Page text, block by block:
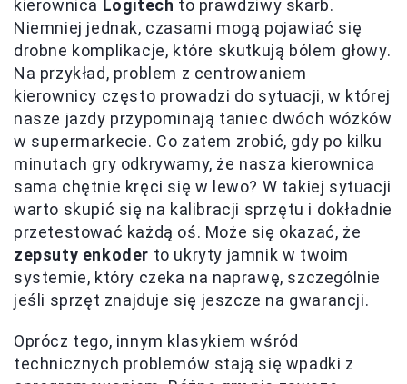
kierownica Logitech to prawdziwy skarb.
Niemniej jednak, czasami mogą pojawiać się
drobne komplikacje, które skutkują bólem głowy.
Na przykład, problem z centrowaniem
kierownicy często prowadzi do sytuacji, w której
nasze jazdy przypominają taniec dwóch wózków
w supermarkecie. Co zatem zrobić, gdy po kilku
minutach gry odkrywamy, że nasza kierownica
sama chętnie kręci się w lewo? W takiej sytuacji
warto skupić się na kalibracji sprzętu i dokładnie
przetestować każdą oś. Może się okazać, że
zepsuty enkoder to ukryty jamnik w twoim
systemie, który czeka na naprawę, szczególnie
jeśli sprzęt znajduje się jeszcze na gwarancji.
Oprócz tego, innym klasykiem wśród
technicznych problemów stają się wpadki z